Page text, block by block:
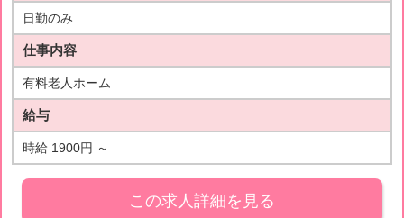
日勤のみ
仕事内容
有料老人ホーム
給与
時給 1900円 ～
この求人詳細を見る